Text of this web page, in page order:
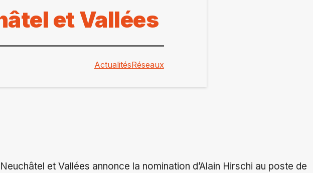
et Vallées
ActualitésRéseaux
et Vallées annonce la nomination d’Alain Hirschi au poste de